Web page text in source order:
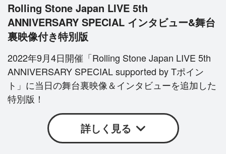
Rolling Stone Japan LIVE 5th
ANNIVERSARY SPECIAL インタビュー&舞台
裏映像付き特別版
2022年9月4日開催「Rolling Stone Japan LIVE 5th
ANNIVERSARY SPECIAL supported by Tポイン
ト」に当日の舞台裏映像＆インタビューを追加した
特別版！
詳しく見る